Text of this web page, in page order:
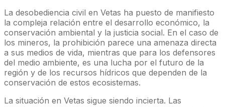
La desobediencia civil en Vetas ha puesto de manifiesto
la compleja relación entre el desarrollo económico, la
conservación ambiental y la justicia social. En el caso de
los mineros, la prohibición parece una amenaza directa
a sus medios de vida, mientras que para los defensores
del medio ambiente, es una lucha por el futuro de la
región y de los recursos hídricos que dependen de la
conservación de estos ecosistemas.
La situación en Vetas sigue siendo incierta. Las